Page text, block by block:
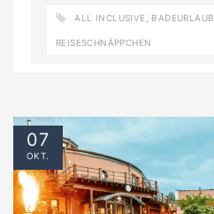
ALL INCLUSIVE BADEURLAUB
REISESCHNÄPPCHEN
07
OKT.